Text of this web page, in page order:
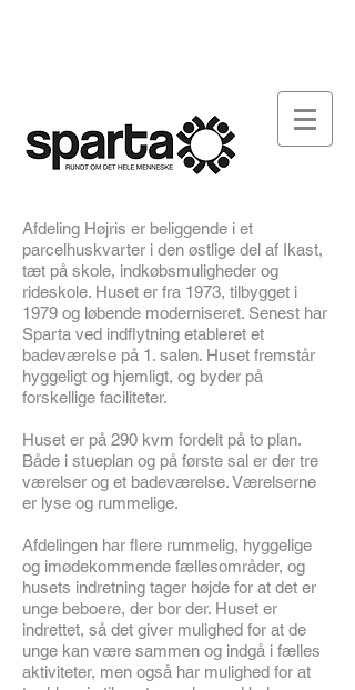
Afdeling Højris er beliggende i et
parcelhuskvarter i den østlige del af Ikast,
tæt på skole, indkøbsmuligheder og
rideskole. Huset er fra 1973, tilbygget i
1979 og løbende moderniseret. Senest har
Sparta ved indflytning etableret et
badeværelse på 1. salen. Huset fremstår
hyggeligt og hjemligt, og byder på
forskellige faciliteter.
Huset er på 290 kvm fordelt på to plan.
Både i stueplan og på første sal er der tre
værelser og et badeværelse. Værelserne
er lyse og rummelige.
Afdelingen har flere rummelig, hyggelige
og imødekommende fællesområder, og
husets indretning tager højde for at det er
unge beboere, der bor der. Huset er
indrettet, så det giver mulighed for at de
unge kan være sammen og indgå i fælles
aktiviteter, men også har mulighed for at